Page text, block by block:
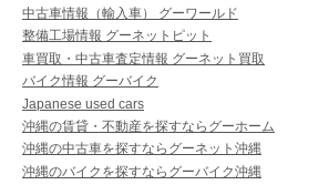
中古車情報（輸入車） グーワールド
整備工場情報 グーネットピット
車買取・中古車査定情報 グーネット買取
バイク情報 グーバイク
Japanese used cars
沖縄の賃貸・不動産を探すならグーホーム
沖縄の中古車を探すならグーネット沖縄
沖縄のバイクを探すならグーバイク沖縄